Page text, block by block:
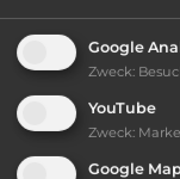
St. Mary’s
Ausstattung
bis 25,-
Google
Zweck:
YouTube
Zweck:
Google